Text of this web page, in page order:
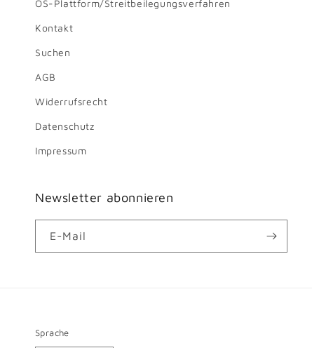
OS-Plattform/Streitbeilegungsverfahren
Kontakt
Suchen
AGB
Widerrufsrecht
Datenschutz
Impressum
Newsletter abonnieren
E-Mail
Sprache